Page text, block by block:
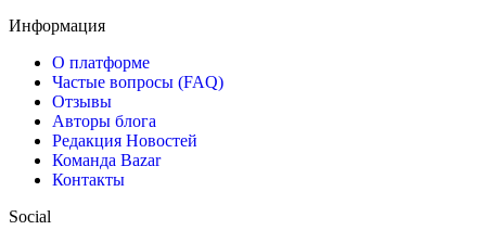
Информация
О платформе
Частые вопросы (FAQ)
Отзывы
Авторы блога
Редакция Новостей
Команда Bazar
Контакты
Social